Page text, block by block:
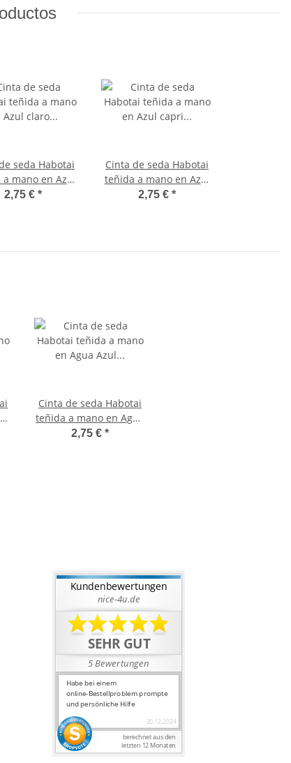
seda Habotai
mano en Azul
claro ø3mm
2,75 € *
Cinta de seda Habotai
teñida a mano en Azul
capri ø3mm
2,75 € *
Cinta de seda Habotai
teñida a mano en Agua
Azul ø3mm
2,75 € *